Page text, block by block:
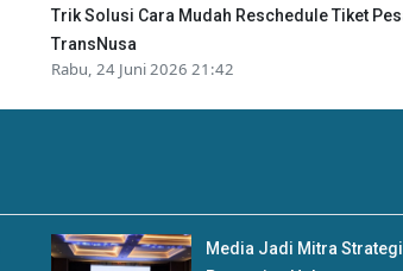
Trik Solusi Cara Mudah Reschedule Tiket
TransNusa
Rabu, 24 Juni 2026 21:42
Media Jadi Mitra